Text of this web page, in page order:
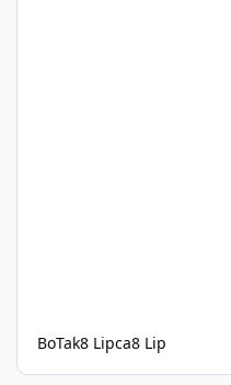
BoTak8 Lipca8 Lip